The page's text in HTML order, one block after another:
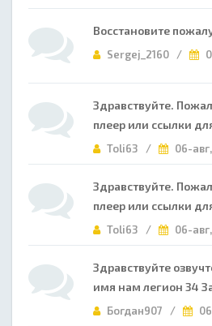
Восстановите
Sergej_2160 /
Здравствуйте.
плеер или ссылки
Toli63 / 06-
Здравствуйте.
плеер или ссылки
Toli63 / 06-
Здравствуйте
имя нам легион 34
Богдан907 /